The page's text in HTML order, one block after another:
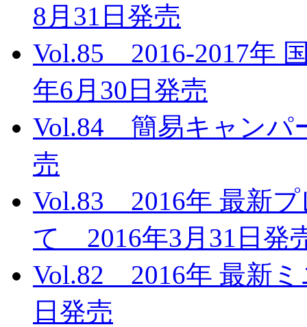
8月31日発売
Vol.85 2016-2017年
年6月30日発売
Vol.84 簡易キャンパ
売
Vol.83 2016年 最新
て 2016年3月31日発
Vol.82 2016年 最新
日発売